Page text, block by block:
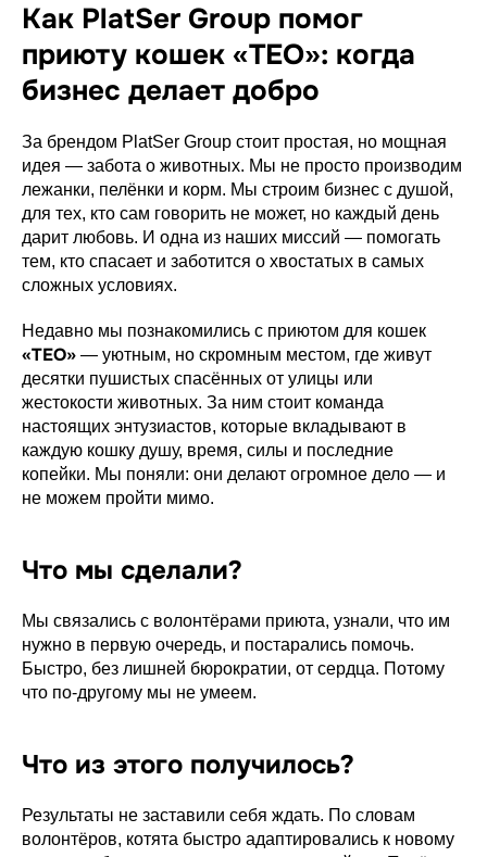
Как PlatSer Group помог
приюту кошек «TEO»: когда
бизнес делает добро
За брендом PlatSer Group стоит простая, но мощная
идея — забота о животных. Мы не просто производим
лежанки, пелёнки и корм. Мы строим бизнес с душой,
для тех, кто сам говорить не может, но каждый день
дарит любовь. И одна из наших миссий — помогать
тем, кто спасает и заботится о хвостатых в самых
сложных условиях.
Недавно мы познакомились с приютом для кошек
«TEO» — уютным, но скромным местом, где живут
десятки пушистых спасённых от улицы или
жестокости животных. За ним стоит команда
настоящих энтузиастов, которые вкладывают в
каждую кошку душу, время, силы и последние
копейки. Мы поняли: они делают огромное дело — и
не можем пройти мимо.
Что мы сделали?
Мы связались с волонтёрами приюта, узнали, что им
нужно в первую очередь, и постарались помочь.
Быстро, без лишней бюрократии, от сердца. Потому
что по-другому мы не умеем.
Что из этого получилось?
Результаты не заставили себя ждать. По словам
волонтёров, котята быстро адаптировались к новому